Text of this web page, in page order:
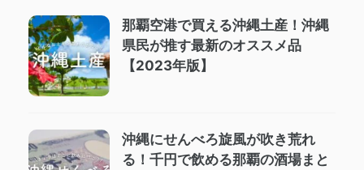
那覇空港で買える沖縄土産！沖縄
県民が推す最新のオススメ品
【2023年版】
沖縄にせんべろ旋風が吹き荒れ
る！千円で飲める那覇の酒場まと